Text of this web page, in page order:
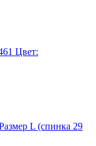
Цвет:
L (спинка 29